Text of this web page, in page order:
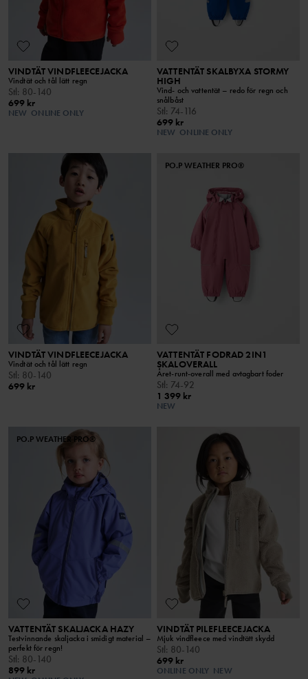
VINDTÄT VINDFLEECEJACKA
Vindtät och tål lätt regn
Stl: 80-140
699 kr
NEW ONLINE ONLY
VATTENTÄT SKALBYXA STORMY
HIGH
Vind- och vattentät – redo för regn och
snålbåst
Stl: 74-116
699 kr
NEW ONLINE ONLY
VINDTÄT VINDFLEECEJACKA
Vindtät och tål lätt regn
Stl: 80-140
699 kr
PO.P WEATHER PRO®
VATTENTÄT FODRAD 2IN1
SKALOVERALL
Året-runt-overall med avtagbart foder
Stl: 74-92
1 399 kr
NEW
PO.P WEATHER PRO®
VATTENTÄT SKALJACKA HAZY
Testvinnande skaljacka i smidigt material –
perfekt för regn!
Stl: 80-140
899 kr
VINDTÄT PILEFLEECEJACKA
Mjuk vindfleece med vindtätt skydd
Stl: 80-140
699 kr
ONLINE ONLY NEW